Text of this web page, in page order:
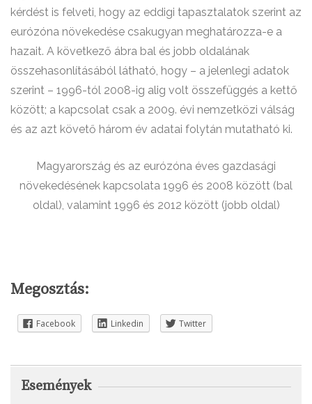
kérdést is felveti, hogy az eddigi tapasztalatok szerint az
eurózóna növekedése csakugyan meghatározza-e a
hazait. A következő ábra bal és jobb oldalának
összehasonlításából látható, hogy – a jelenlegi adatok
szerint – 1996-tól 2008-ig alig volt összefüggés a kettő
között; a kapcsolat csak a 2009. évi nemzetközi válság
és az azt követő három év adatai folytán mutatható ki.
Magyarország és az eurózóna éves gazdasági
növekedésének kapcsolata 1996 és 2008 között (bal
oldal), valamint 1996 és 2012 között (jobb oldal)
Megosztás:
Facebook Linkedin Twitter
Események